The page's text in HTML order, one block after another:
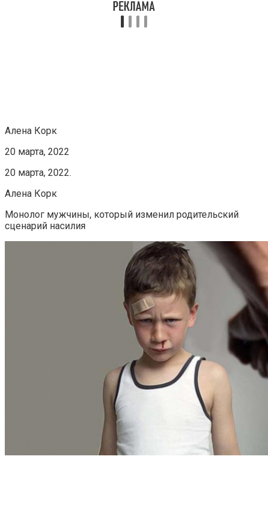
Алена Корк
20 марта, 2022
20 марта, 2022.
Алена Корк
Монолог мужчины, который изменил родительский
сценарий насилия